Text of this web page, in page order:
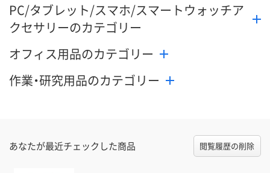
PC/タブレット/スマホ/スマートウォッチア
クセサリーのカテゴリー
オフィス用品のカテゴリー
作業・研究用品のカテゴリー
あなたが最近チェックした商品 閲覧履歴の削除